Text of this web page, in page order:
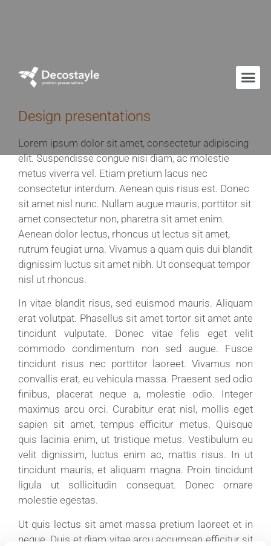
Design presentations
Lorem ipsum dolor sit amet, consectetur adipiscing
elit. Suspendisse congue nisi diam, ac molestie
metus viverra vel. Etiam pretium lacus nec
consectetur interdum. Aenean quis risus est. Donec
sit amet nisl nunc. Nullam augue mauris, porttitor sit
amet consectetur non, pharetra sit amet enim.
Aenean dolor lectus, rhoncus ut lectus sit amet,
rutrum feugiat urna. Vivamus a quam quis dui blandit
dignissim luctus sit amet nibh. Ut consequat tempor
nisl ut rhoncus.
In vitae blandit risus, sed euismod mauris. Aliquam
erat volutpat. Phasellus sit amet tortor sit amet ante
tincidunt vulputate. Donec vitae felis eget velit
commodo condimentum non sed augue. Fusce
tincidunt risus nec porttitor laoreet. Vivamus non
convallis erat, eu vehicula massa. Praesent sed odio
finibus, placerat neque a, molestie odio. Integer
maximus arcu orci. Curabitur erat nisl, mollis eget
sapien sit amet, tempus efficitur metus. Quisque
quis lacinia enim, ut tristique metus. Vestibulum eu
velit dignissim, luctus enim ac, mattis risus. In ut
tincidunt mauris, et aliquam magna. Proin tincidunt
ligula ut sollicitudin consequat. Donec ornare
molestie egestas.
Ut quis lectus sit amet massa pretium laoreet et in
neque. Duis et diam vitae arcu accumsan efficitur sit